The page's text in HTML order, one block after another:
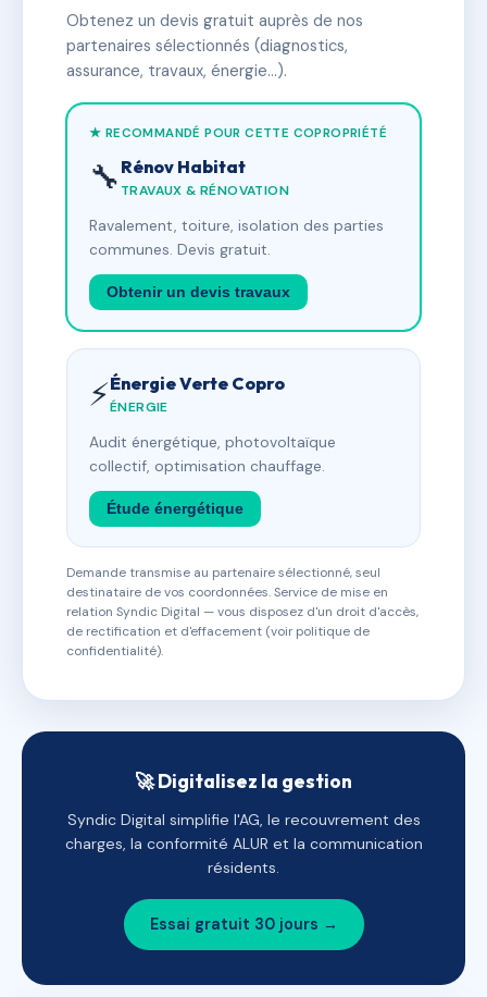
Obtenez un devis gratuit auprès de nos
partenaires sélectionnés (diagnostics,
assurance, travaux, énergie…).
★ RECOMMANDÉ POUR CETTE COPROPRIÉTÉ
🔧 Rénov Habitat
TRAVAUX & RÉNOVATION
Ravalement, toiture, isolation des parties
communes. Devis gratuit.
Obtenir un devis travaux
⚡Énergie Verte Copro
ÉNERGIE
Audit énergétique, photovoltaïque
collectif, optimisation chauffage.
Étude énergétique
Demande transmise au partenaire sélectionné, seul
destinataire de vos coordonnées. Service de mise en
relation Syndic Digital — vous disposez d'un droit d'accès,
de rectification et d'effacement (voir politique de
confidentialité).
🚀 Digitalisez la gestion
Syndic Digital simplifie l'AG, le recouvrement des
charges, la conformité ALUR et la communication
résidents.
Essai gratuit 30 jours →